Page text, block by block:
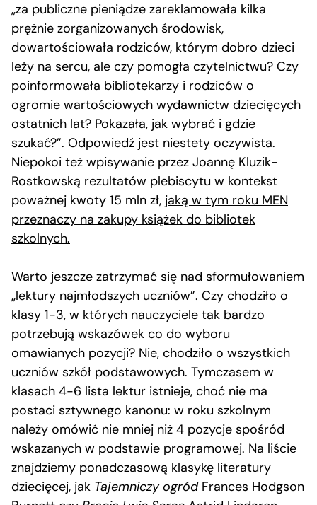
„za publiczne pieniądze zareklamowała kilka
prężnie zorganizowanych środowisk,
dowartościowała rodziców, którym dobro dzieci
leży na sercu, ale czy pomogła czytelnictwu? Czy
poinformowała bibliotekarzy i rodziców o
ogromie wartościowych wydawnictw dziecięcych
ostatnich lat? Pokazała, jak wybrać i gdzie
szukać?”. Odpowiedź jest niestety oczywista.
Niepokoi też wpisywanie przez Joannę Kluzik-
Rostkowską rezultatów plebiscytu w kontekst
poważnej kwoty 15 mln zł, jaką w tym roku MEN
przeznaczy na zakupy książek do bibliotek
szkolnych.
Warto jeszcze zatrzymać się nad sformułowaniem
„lektury najmłodszych uczniów”. Czy chodziło o
klasy 1-3, w których nauczyciele tak bardzo
potrzebują wskazówek co do wyboru
omawianych pozycji? Nie, chodziło o wszystkich
uczniów szkół podstawowych. Tymczasem w
klasach 4-6 lista lektur istnieje, choć nie ma
postaci sztywnego kanonu: w roku szkolnym
należy omówić nie mniej niż 4 pozycje spośród
wskazanych w podstawie programowej. Na liście
znajdziemy ponadczasową klasykę literatury
dziecięcej, jak Tajemniczy ogródFrances Hodgson